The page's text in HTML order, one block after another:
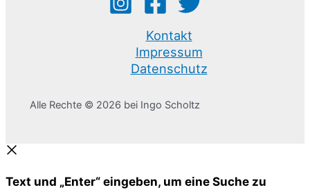
Kontakt
Impressum
Datenschutz
Alle Rechte © 2026 bei Ingo Scholtz
Text und „Enter“ eingeben, um eine Suche zu